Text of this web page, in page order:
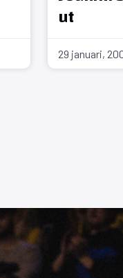
ut
29 januari,